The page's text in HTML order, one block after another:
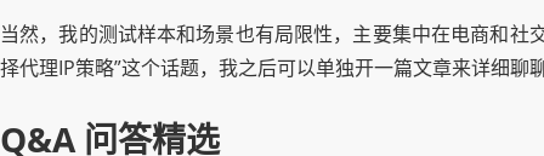
当然，我的测试样本和场景也有局限性，主要集中在电商和
择代理IP策略”这个话题，我之后可以单独开一篇文章来详细聊
Q&A 问答精选